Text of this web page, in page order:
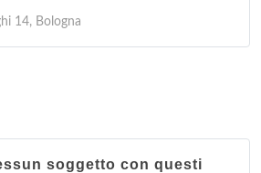
14, Bologna
soggetto con questi